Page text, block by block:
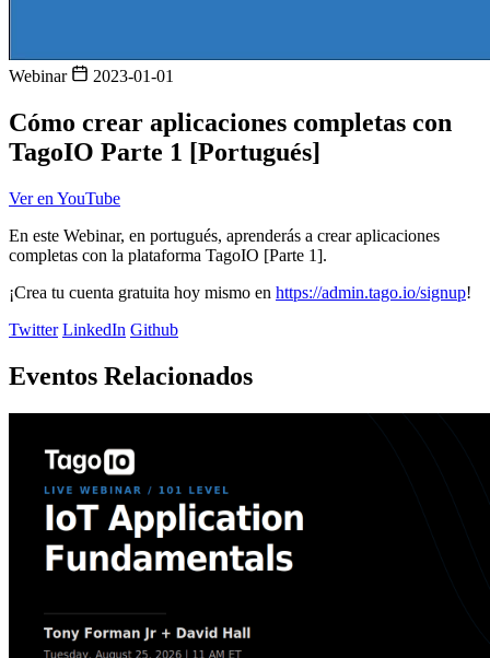
Webinar 2023-01-01
Cómo crear aplicaciones completas con
TagoIO Parte 1 [Portugués]
Ver en YouTube
En este Webinar, en portugués, aprenderás a crear aplicaciones
completas con la plataforma TagoIO [Parte 1].
¡Crea tu cuenta gratuita hoy mismo en https://admin.tago.io/signup!
Twitter LinkedIn Github
Eventos Relacionados